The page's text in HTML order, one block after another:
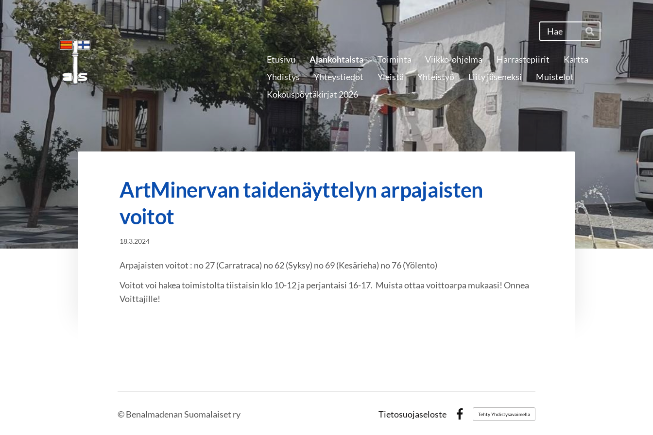
Siirry
sivun
sisältöön
Haku
Hae
Benalmadenan Suomalaiset ry
Etusivu Ajankohtaista Toiminta Viikko-ohjelma Harrastepiirit
Kartta
Yhdistys
Yhteystiedot Yleistä Yhteistyö Liity jäseneksi
Muistelot
Kokouspöytäkirjat 2026
ArtMinervan taidenäyttelyn arpajaisten
voitot
18.3.2024
Arpajaisten voitot : no 27 (Carratraca) no 62 (Syksy) no 69 (Kesärieha) no 76 (Yölento)
Voitot voi hakea toimistolta tiistaisin klo 10-12 ja perjantaisi 16-17. Muista ottaa voittoarpa mukaasi! Onnea
Voittajille!
©Benalmadenan Suomalaiset ry
Tietosuojaseloste
Facebook
Tehty Yhdistysavaimella